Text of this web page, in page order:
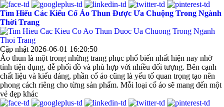
Tìm Hiểu Các Kiểu Cổ Áo Thun Được Ưa Chuộng Trong Ngành
Thời Trang
Cập nhật 2026-06-01 16:20:50
Áo thun là một trong những trang phục phổ biến nhất hiện nay nhờ
tính tiện dụng, dễ phối đồ và phù hợp với nhiều đối tượng. Bên cạnh
chất liệu và kiểu dáng, phần cổ áo cũng là yếu tố quan trọng tạo nên
phong cách riêng cho từng sản phẩm. Mỗi loại cổ áo sẽ mang đến một
vẻ đẹp khác